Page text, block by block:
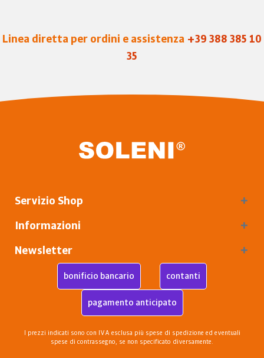
Linea diretta per ordini e assistenza +39 388 385 10
35
Servizio Shop
Informazioni
Newsletter
bonificio bancario contanti
pagamento anticipato
I prezzi indicati sono con IVA esclusa più spese di spedizione ed eventuali
spese di contrassegno, se non specificato diversamente.